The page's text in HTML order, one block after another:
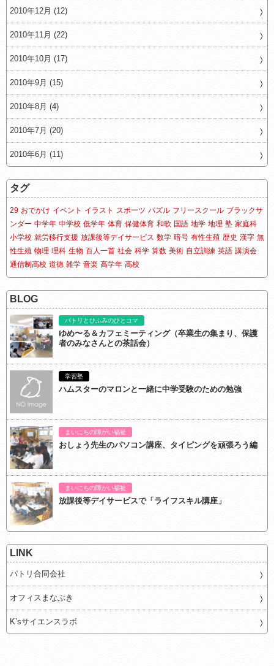
2010年12月 (12)
2010年11月 (22)
2010年10月 (17)
2010年9月 (15)
2010年8月 (4)
2010年7月 (20)
2010年6月 (11)
タグ
29 おでかけ イベント イラスト スポーツ パズル フリースクール ブラックサ
ンダー 中学年 中学校 低学年 体育 保健体育 和歌 国語 地学 地理 塾 家庭科
小学校 就労移行支援 放課後等デイサービス 数学 暗号 有性生殖 歴史 漢字 無
性生殖 物理 理科 生物 百人一首 社会 科学 算数 美術 自立訓練 英語 講演会
通信制高校 道徳 雑学 音楽 高学年 高校
BLOG
パトリとひふみのひとコマ
ゆめ〜る＆カフェミーティング（卒業生の集まり、保護
者のみなさんとの茶話会）
学習塾
ハムスターのマロンと一緒に中学受験のための勉強
まいにちの障がい福祉
おしょう先生のパソコン講座、タイピングを頑張ろう編
まいにちの障がい福祉
放課後等デイサービスで「ライフスキル講座」
LINK
パトリ合同会社
オフィスまなぶき
K’sサイエンスラボ